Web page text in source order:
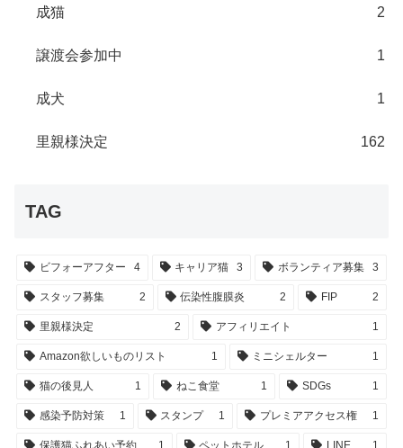
成猫 2
譲渡会参加中 1
成犬 1
里親様決定 162
TAG
ビフォーアフター 4 キャリア猫 3 ボランティア募集 3
スタッフ募集 2 伝染性腹膜炎 2 FIP 2
里親様決定 2 アフィリエイト 1
Amazon欲しいものリスト 1 ミニシェルター 1
猫の後見人 1 ねこ食堂 1 SDGs 1
感染予防対策 1 スタンプ 1 プレミアアクセス権 1
保護猫ふれあい予約 1 ペットホテル 1 LINE 1